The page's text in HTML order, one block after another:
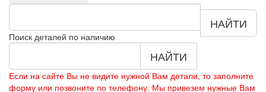
Поиск деталей по наличию
НАЙТИ
НАЙТИ
Если на сайте Вы не видите нужной Вам детали, то заполните
форму или позвоните по телефону. Мы привезем нужные Вам